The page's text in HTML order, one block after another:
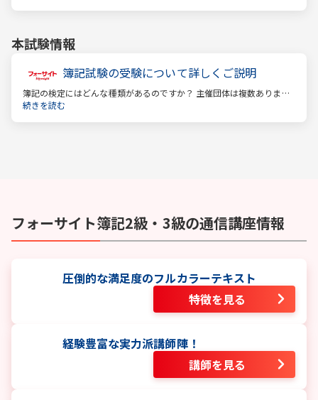
本試験情報
簿記試験の受験について詳しくご説明
簿記の検定にはどんな種類があるのですか？ 主催団体は複数ありま
す。 もっとも評価の高い「日商検定」をお薦めします。
続きを読む
フォーサイト簿記2級・3級の通信講座情報
圧倒的な満足度のフルカラーテキスト
特徴を見る
経験豊富な実力派講師陣！
講師を見る